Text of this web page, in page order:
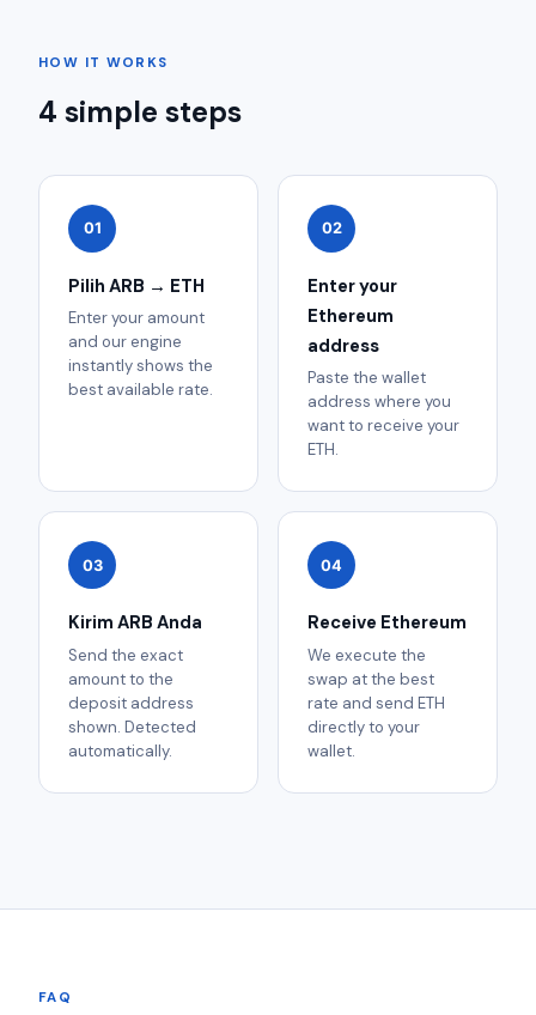
HOW IT WORKS
4 simple steps
01
Pilih ARB → ETH
Enter your amount
and our engine
instantly shows the
best available rate.
02
Enter your
Ethereum
address
Paste the wallet
address where you
want to receive your
ETH.
03
Kirim ARB Anda
Send the exact
amount to the
deposit address
shown. Detected
automatically.
04
Receive Ethereum
We execute the
swap at the best
rate and send ETH
directly to your
wallet.
FAQ